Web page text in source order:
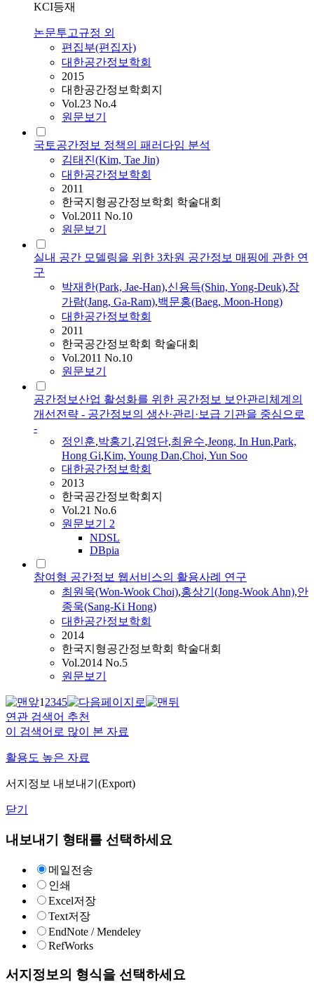
KCI등재
논문투고규정 외
편집부(편집자)
대한공간정보학회
2015
대한공간정보학회지
Vol.23 No.4
원문보기
국토공간정보 정책의 패러다임 분석
김태진(Kim, Tae Jin)
대한공간정보학회
2011
한국지형공간정보학회 학술대회
Vol.2011 No.10
원문보기
실내 공간 모델링을 위한 3차원 공간정보 매핑에 관한 연
구
박재한(Park, Jae-Han),신용득(Shin, Yong-Deuk),장
가람(Jang, Ga-Ram),백문홍(Baeg, Moon-Hong)
대한공간정보학회
2011
한국공간정보학회 학술대회
Vol.2011 No.10
원문보기
공간정보산업 활성화를 위한 공간정보 보안관리체계의
개선전략 - 공간정보의 생산·관리·보급 기관을 중심으로
-
정인훈,박홍기 ,김영단,최윤수,Jeong, In Hun,Park,
Hong Gi,Kim, Young Dan,Choi, Yun Soo
대한공간정보학회
2013
한국공간정보학회지
Vol.21 No.6
원문보기 2
NDSL
DBpia
참여형 공간정보 웹서비스의 활용사례 연구
최원욱(Won-Wook Choi),홍상기(Jong-Wook Ahn),안
종욱(Sang-Ki Hong)
대한공간정보학회
2014
한국지형공간정보학회 학술대회
Vol.2014 No.5
원문보기
12345
연관 검색어 추천
이 검색어로 많이 본 자료
활용도 높은 자료
서지정보 내보내기(Export)
닫기
내보내기 형태를 선택하세요
메일전송
인쇄
Excel저장
Text저장
EndNote / Mendeley
RefWorks
서지정보의 형식을 선택하세요